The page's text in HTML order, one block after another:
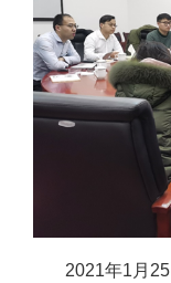
2021年1月 25